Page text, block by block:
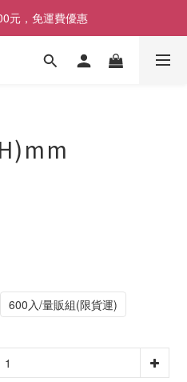
費滿1000元，回饋1%購物金
元，免運費優惠
MrPK包裝專賣店
600入/量販組(限貨運)